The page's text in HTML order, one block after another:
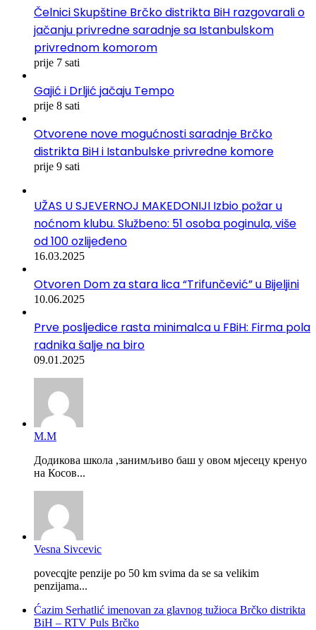
Čelnici Skupštine Brčko distrikta BiH razgovarali o
jačanju privredne saradnje sa Istanbulskom
privrednom komorom
prije 7 sati
Gajić i Drljić jačaju Tempo
prije 8 sati
Otvorene nove mogućnosti saradnje Brčko
distrikta BiH i Istanbulske privredne komore
prije 9 sati
UŽAS U SJEVERNOJ MAKEDONIJI Izbio požar u
noćnom klubu. Službeno: 51 osoba poginula, više
od 100 ozlijeđeno
16.03.2025
Otvoren Dom za stara lica “Trifunčević” u Bijeljini
10.06.2025
Prve posljedice rasta minimalca u FBiH: Firma pola
radnika šalje na biro
09.01.2025
М.М
Додикова школа ,занимљиво баш у овом мјесецу кренуо
на Косов...
Vesna Sivcevic
povecqjte penzije po 50 km svima da se sa velikim
penzijama...
Ćazim Serhatlić imenovan za glavnog tužioca Brčko distrikta
BiH – RTV Puls Brčko